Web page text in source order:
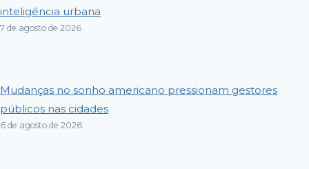
inteligência urbana
7 de agosto de 2026
Mudanças no sonho americano pressionam gestores
públicos nas cidades
6 de agosto de 2026